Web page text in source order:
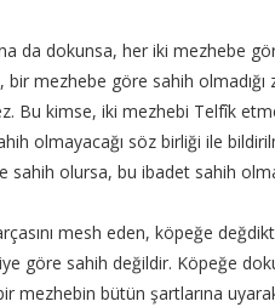
da dokunsa, her iki mezhebe
mezhebe göre sahih
Bu kimse, iki mezhebi Telfîk
olmayacağı söz birliği ile
sahih olursa, bu ibadet sahih
mesh eden, köpeğe
göre sahih değildir. Köpeğe
mezhebin bütün şartlarına